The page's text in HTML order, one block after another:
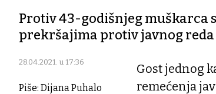
Protiv 43-godišnjeg muškarca
prekršajima protiv javnog
28.04.2021. u 17:36
Piše: Dijana Puhalo
Gost jednog
remećenja